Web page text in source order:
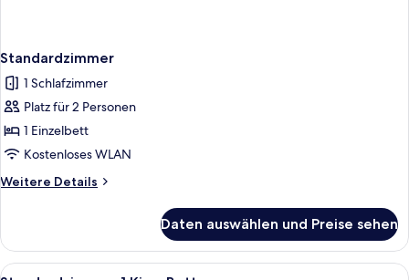
Standardzimmer
1 Schlafzimmer
Platz für 2 Personen
1 Einzelbett
Kostenloses WLAN
Weitere Details
Weitere
Daten auswählen und Preise sehen
Alle
Ein Hotelzimmer mit einem Bett,